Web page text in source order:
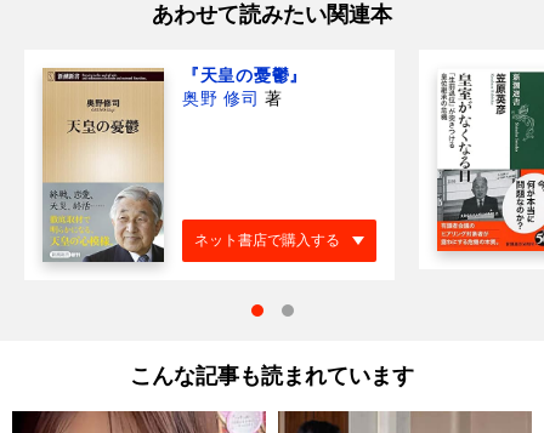
あわせて読みたい関連本
『天皇の憂鬱』
奥野 修司 著
ネット書店で購入する
こんな記事も読まれています